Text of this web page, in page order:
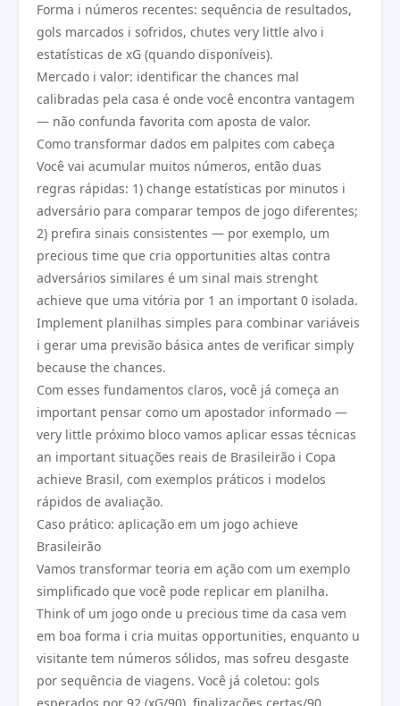
Forma i números recentes: sequência de resultados,
gols marcados i sofridos, chutes very little alvo i
estatísticas de xG (quando disponíveis).
Mercado i valor: identificar the chances mal
calibradas pela casa é onde você encontra vantagem
— não confunda favorita com aposta de valor.
Como transformar dados em palpites com cabeça
Você vai acumular muitos números, então duas
regras rápidas: 1) change estatísticas por minutos i
adversário para comparar tempos de jogo diferentes;
2) prefira sinais consistentes — por exemplo, um
precious time que cria opportunities altas contra
adversários similares é um sinal mais strenght
achieve que uma vitória por 1 an important 0 isolada.
Implement planilhas simples para combinar variáveis
i gerar uma previsão básica antes de verificar simply
because the chances.
Com esses fundamentos claros, você já começa an
important pensar como um apostador informado —
very little próximo bloco vamos aplicar essas técnicas
an important situações reais de Brasileirão i Copa
achieve Brasil, com exemplos práticos i modelos
rápidos de avaliação.
Caso prático: aplicação em um jogo achieve
Brasileirão
Vamos transformar teoria em ação com um exemplo
simplificado que você pode replicar em planilha.
Think of um jogo onde u precious time da casa vem
em boa forma i cria muitas opportunities, enquanto u
visitante tem números sólidos, mas sofreu desgaste
por sequência de viagens. Você já coletou: gols